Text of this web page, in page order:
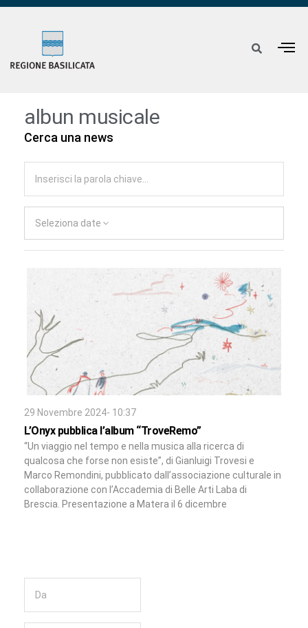
albun musicale
Cerca una news
Seleziona date
29 Novembre 2024- 10:37
L’Onyx pubblica l’album “TroveRemo”
“Un viaggio nel tempo e nella musica alla ricerca di
qualcosa che forse non esiste”, di Gianluigi Trovesi e
Marco Remondini, pubblicato dall’associazione culturale in
collaborazione con l’Accademia di Belle Arti Laba di
Brescia. Presentazione a Matera il 6 dicembre